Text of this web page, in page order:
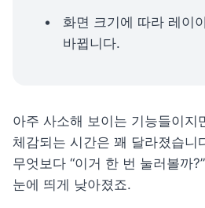
화면 크기에 따라 레이
바뀝니다.
아주 사소해 보이는 기능들이지
체감되는 시간은 꽤 달라졌습니
무엇보다 “이거 한 번 눌러볼까
눈에 띄게 낮아졌죠.